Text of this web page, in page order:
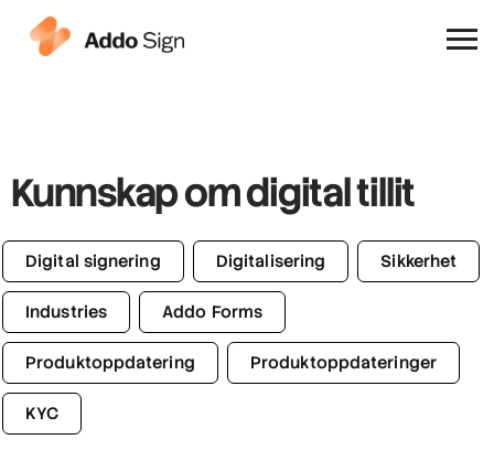
Hvorfor Addo Sign
Kunnskap om digital tillit
Digital signering Digitalisering Sikkerhet
Industries Addo Forms
Produktoppdatering Produktoppdateringer
KYC